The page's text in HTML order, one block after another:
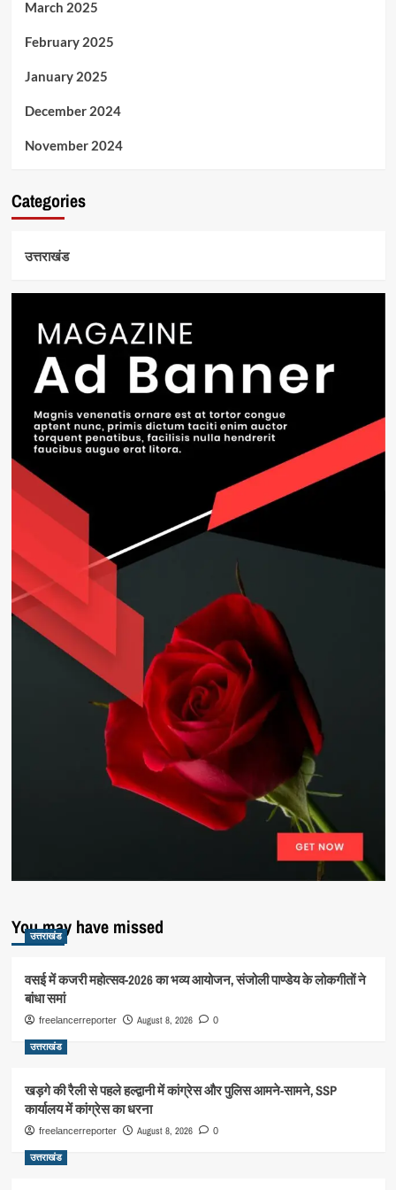
March 2025
February 2025
January 2025
December 2024
November 2024
Categories
उत्तराखंड
You may have missed
उत्तराखंड
वसई में कजरी महोत्सव-2026 का भव्य आयोजन, संजोली पाण्डेय के लोकगीतों ने
बांधा समां
freelancerreporter August 8, 2026 0
उत्तराखंड
खड़गे की रैली से पहले हल्द्वानी में कांग्रेस और पुलिस आमने-सामने, SSP
कार्यालय में कांग्रेस का धरना
freelancerreporter August 8, 2026 0
उत्तराखंड